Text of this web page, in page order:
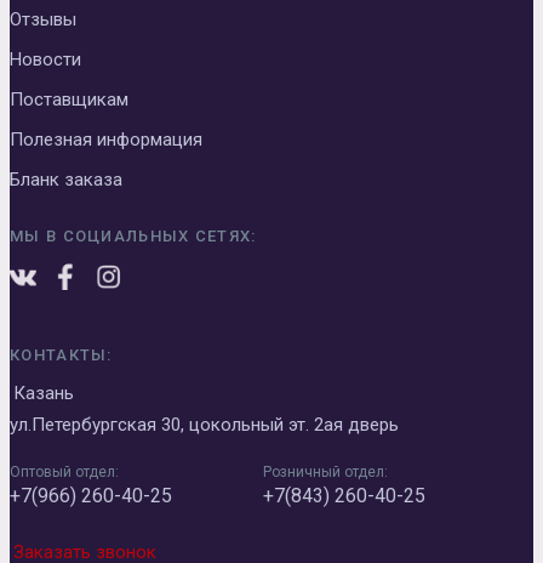
Отзывы
Новости
Поставщикам
Полезная информация
Бланк заказа
МЫ В СОЦИАЛЬНЫХ СЕТЯХ:
КОНТАКТЫ:
Казань
ул.Петербургская 30, цокольный эт. 2ая дверь
Оптовый отдел:
+7(966) 260-40-25
Розничный отдел:
+7(843) 260-40-25
Заказать звонок